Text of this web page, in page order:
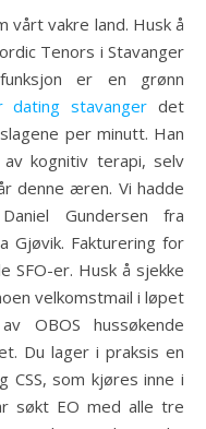
vårt vakre land. Husk å
Tenors i Stavanger
er en grønn
dating stavanger det
per minutt. Han
kognitiv terapi, selv
denne æren. Vi hadde
Gundersen fra
Gjøvik. Fakturering for
SFO-er. Husk å sjekke
velkomstmail i løpet
OBOS hussøkende
Du lager i praksis en
CSS, som kjøres inne i
søkt EO med alle tre